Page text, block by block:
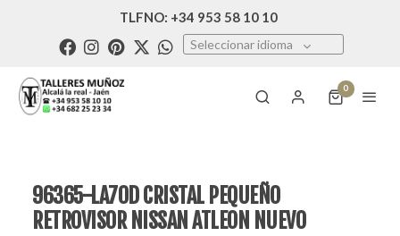
TLFNO: +34 953 58 10 10
Seleccionar idioma
0
96365-LA70D CRISTAL PEQUEÑO
RETROVISOR NISSAN ATLEON NUEVO